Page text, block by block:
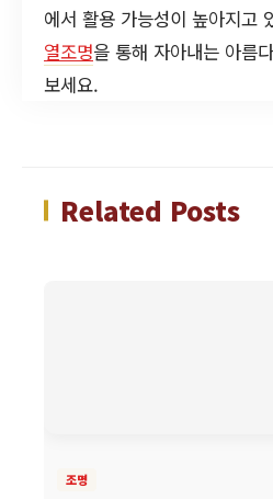
에서 활용 가능성이 높아지고
열조명을 통해 자아내는 아름
보세요.
Related Posts
조명